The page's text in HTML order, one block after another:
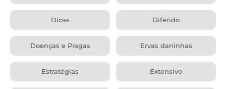
Dicas Diferido
Doenças e Pragas Ervas daninhas
Estratégias Extensivo